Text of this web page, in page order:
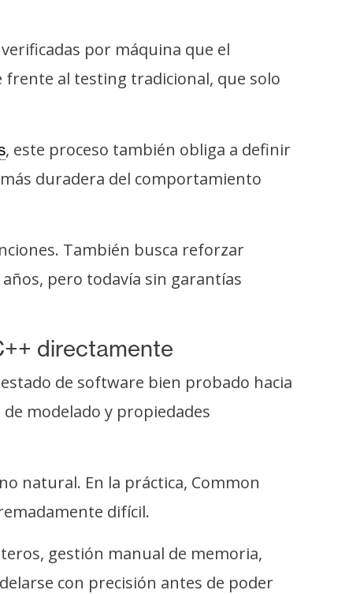
por máquina que el
frente al testing tradicional, que solo
, este proceso también obliga a definir
duradera del comportamiento
También busca reforzar
pero todavía sin garantías
directamente
de software bien probado hacia
modelado y propiedades
natural. En la práctica, Common
difícil.
gestión manual de memoria,
con precisión antes de poder